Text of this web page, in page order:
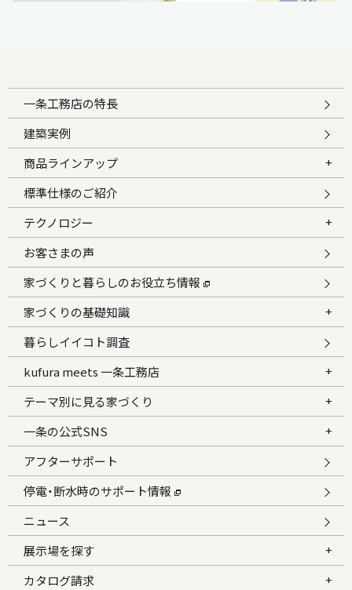
一条工務店の特長
建築実例
商品ラインアップ
標準仕様のご紹介
テクノロジー
お客さまの声
家づくりと暮らしのお役立ち情報
家づくりの基礎知識
暮らしイイコト調査
kufura meets 一条工務店
テーマ別に見る家づくり
一条の公式SNS
アフターサポート
停電・断水時のサポート情報
ニュース
展示場を探す
カタログ請求